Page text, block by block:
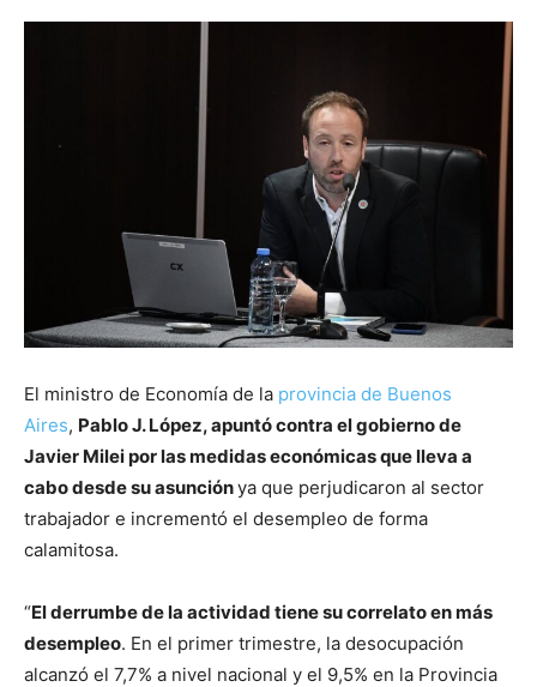
El ministro de Economía de la provincia de Buenos
Aires, Pablo J. López, apuntó contra el gobierno de
Javier Milei por las medidas económicas que lleva a
cabo desde su asunciónya que perjudicaron al sector
trabajador e incrementó el desempleo de forma
calamitosa.
“El derrumbe de la actividad tiene su correlato en más
desempleo. En el primer trimestre, la desocupación
alcanzó el 7,7% a nivel nacional y el 9,5% en la Provincia